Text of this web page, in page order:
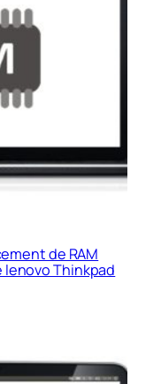
de RAM
Thinkpad